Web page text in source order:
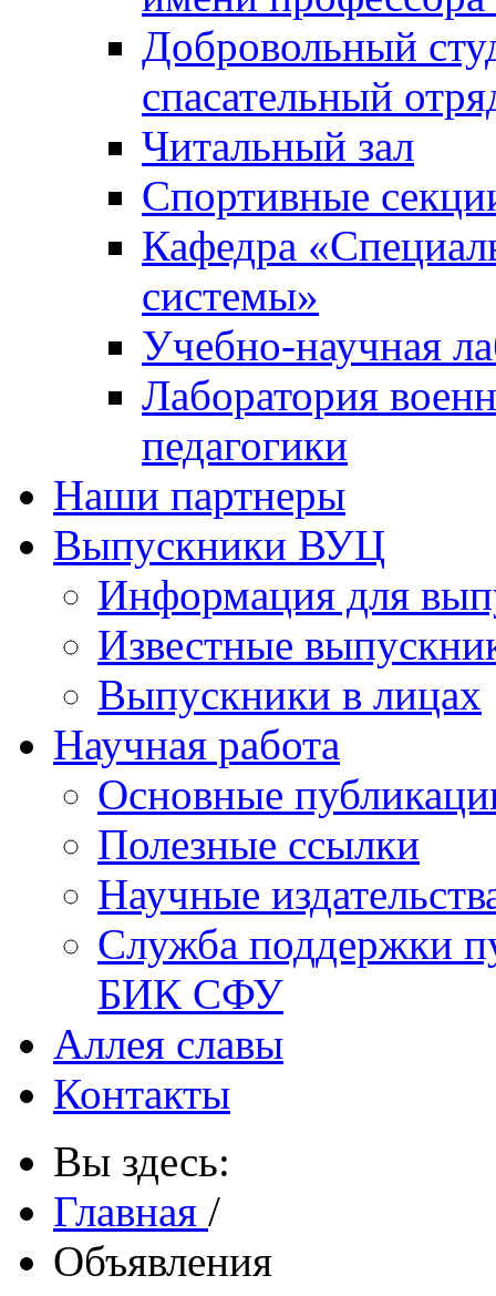
Добровольный
спасательный
Читальный зал
Спортивные
Кафедра
системы»
Учебно-научная
Лаборатория
педагогики
Наши партнеры
Выпускники ВУЦ
Информация для
Известные
Выпускники в лицах
Научная работа
Основные
Полезные ссылки
Научные
Служба поддержки
БИК СФУ
Аллея славы
Контакты
Вы здесь:
Главная /
Объявления